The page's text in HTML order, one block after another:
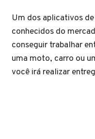
Um dos aplicativos
conhecidos do
conseguir trabalhar
uma moto, carro ou
você irá realizar